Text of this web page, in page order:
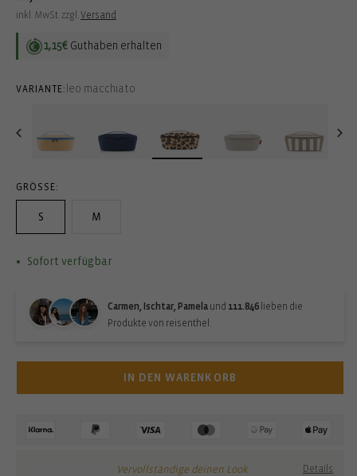
Preis
inkl. MwSt. zzgl. Versand
1,15€ Guthaben erhalten
VARIANTE: leo macchiato
GRÖSSE:
S M
Sofort verfügbar
Carmen, Ischtar, Pamela und 111.846 lieben die
Produkte von reisenthel.
IN DEN WARENKORB
Vervollständige deinen Look Details